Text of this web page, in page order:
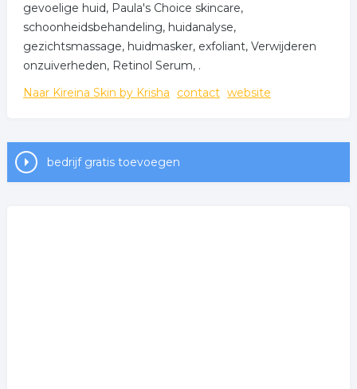
gevoelige huid, Paula's Choice skincare,
schoonheidsbehandeling, huidanalyse,
gezichtsmassage, huidmasker, exfoliant, Verwijderen
onzuiverheden, Retinol Serum, .
Naar Kireina Skin by Krisha
contact website
bedrijf gratis toevoegen